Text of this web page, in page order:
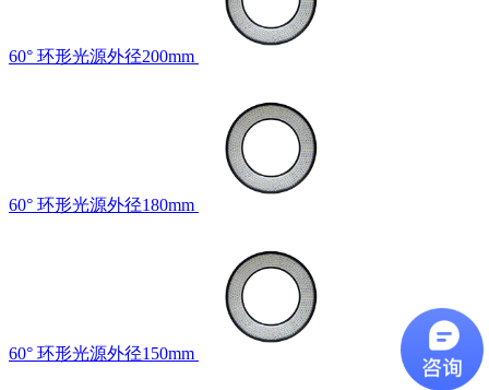
60° 环形光源外径200mm
60° 环形光源外径180mm
60° 环形光源外径150mm